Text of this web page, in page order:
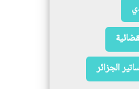
الجزائر